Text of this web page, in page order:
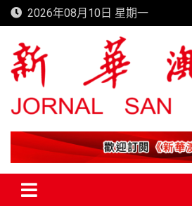
Skip
to
content
2026年08月10日 星期一
新華澳報